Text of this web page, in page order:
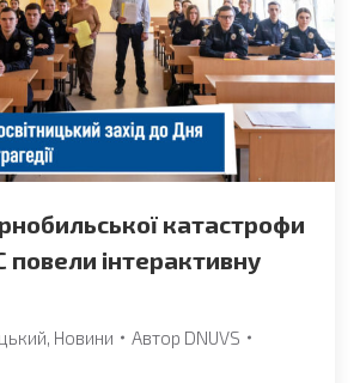
катастрофи
інтерактивну
Новини Автор DNUVS